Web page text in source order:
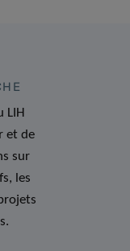
LIH
et de
sur
les